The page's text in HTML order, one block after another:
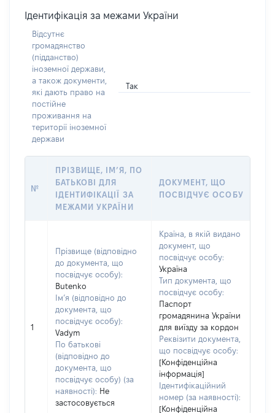
Ідентифікація за межами України
Відсутнє
громадянство
(підданство)
іноземної держави,
а також документи,
які дають право на
постійне
проживання на
території іноземної
держави
Так
№
ПРІЗВИЩЕ, ІМ’Я, ПО
БАТЬКОВІ ДЛЯ
ІДЕНТИФІКАЦІЇ ЗА
МЕЖАМИ УКРАЇНИ
ДОКУМЕНТ, ЩО
ПОСВІДЧУЄ ОСОБУ
1
Прізвище (відповідно
до документа, що
посвідчує особу):
Butenko
Ім’я (відповідно до
документа, що
посвідчує особу):
Vadym
По батькові
(відповідно до
документа, що
посвідчує особу) (за
наявності): Не
застосовується
Країна, в якій видано
документ, що
посвідчує особу:
Україна
Тип документа, що
посвідчує особу:
Паспорт
громадянина України
для виїзду за кордон
Реквізити документа,
що посвідчує особу:
[Конфіденційна
інформація]
Ідентифікаційний
номер (за наявності):
[Конфіденційна